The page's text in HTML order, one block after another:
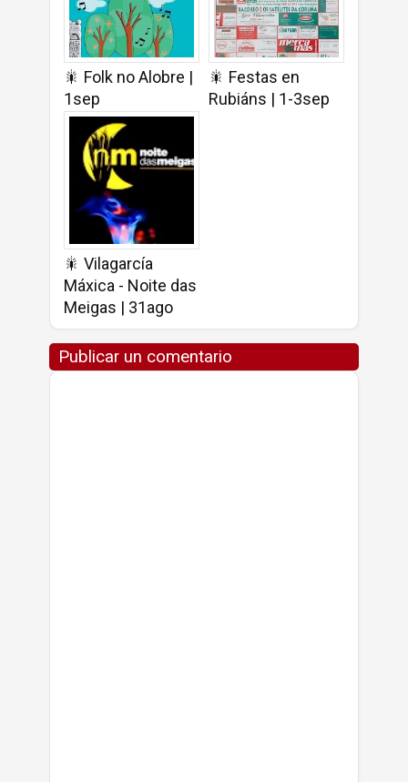
🎇 Folk no Alobre |
1sep
🎇 Festas en
Rubiáns | 1-3sep
🎇 Vilagarcía
Máxica - Noite das
Meigas | 31ago
Publicar un comentario